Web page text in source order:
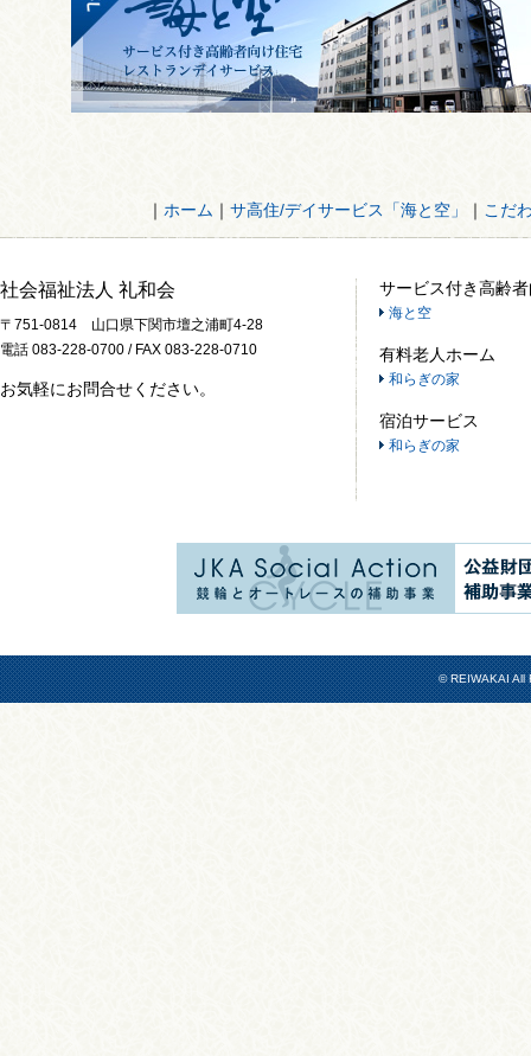
｜ ホーム ｜ サ高住/デイサービス「海と空」 ｜ こだ
社会福祉法人 礼和会
〒751-0814 山口県下関市壇之浦町4-28
電話 083-228-0700 / FAX 083-228-0710
お気軽にお問合せください。
サービス付き高齢
海と空
有料老人ホーム
和らぎの家
宿泊サービス
和らぎの家
© REIWAKAI All